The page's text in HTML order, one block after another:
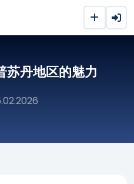
苏丹地区的魅力